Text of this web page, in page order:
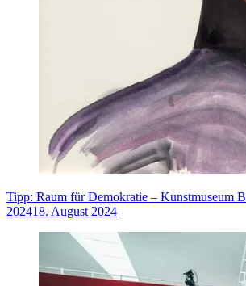
Tipp: Raum für Demokratie – Kunstmuseum
202418. August 2024